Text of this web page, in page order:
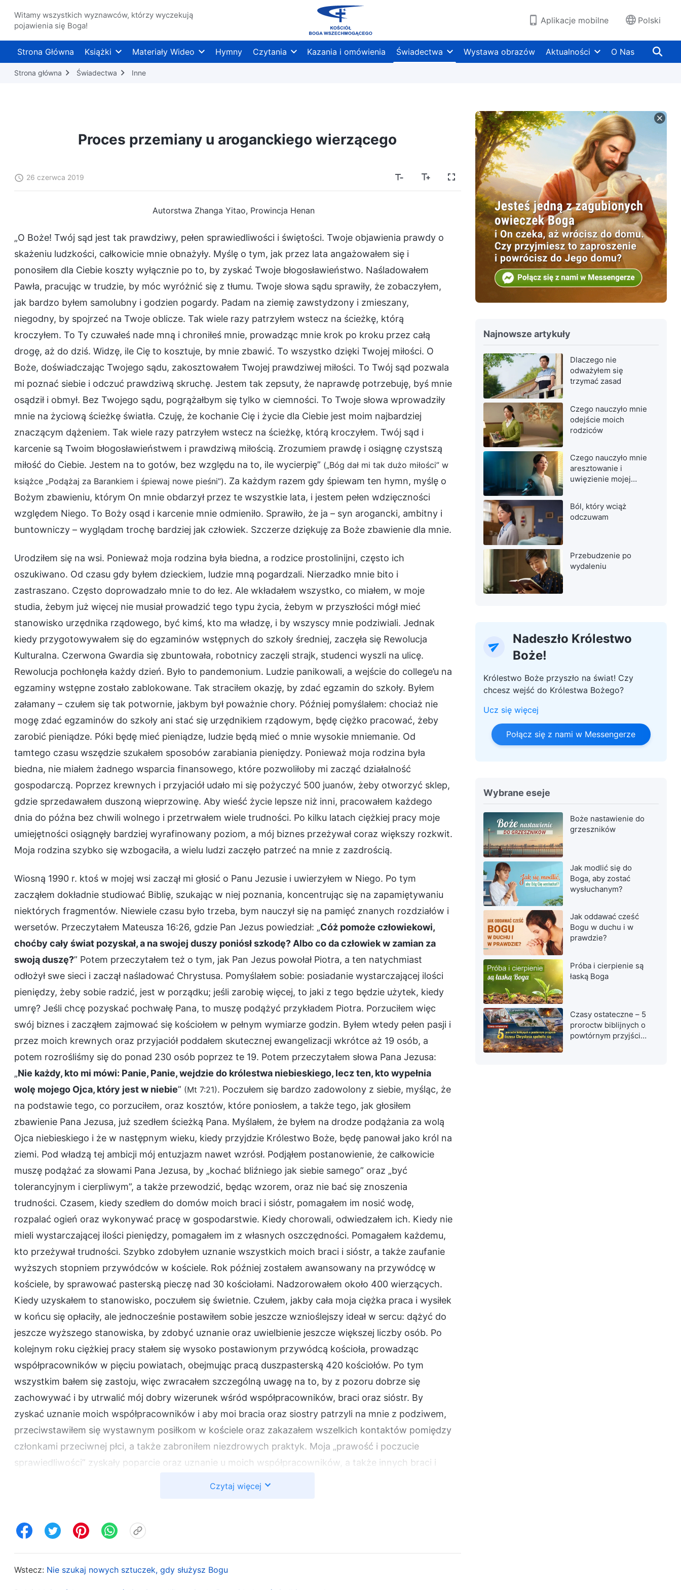
Witamy wszystkich wyznawców, którzy wyczekują
pojawienia się Boga!
Aplikacje mobilne Polski
Strona Główna Książki Materiały Wideo Hymny Czytania Kazania i omówienia Świadectwa Wystawa obrazów Aktualności O Nas
Strona główna Świadectwa Inne
Proces przemiany u aroganckiego wierzącego
26 czerwca 2019
Autorstwa Zhanga Yitao, Prowincja Henan
„O Boże! Twój sąd jest tak prawdziwy, pełen sprawiedliwości i świętości. Twoje objawienia prawdy o
skażeniu ludzkości, całkowicie mnie obnażyły. Myślę o tym, jak przez lata angażowałem się i
ponosiłem dla Ciebie koszty wyłącznie po to, by zyskać Twoje błogosławieństwo. Naśladowałem
Pawła, pracując w trudzie, by móc wyróżnić się z tłumu. Twoje słowa sądu sprawiły, że zobaczyłem,
jak bardzo byłem samolubny i godzien pogardy. Padam na ziemię zawstydzony i zmieszany,
niegodny, by spojrzeć na Twoje oblicze. Tak wiele razy patrzyłem wstecz na ścieżkę, którą
kroczyłem. To Ty czuwałeś nade mną i chroniłeś mnie, prowadząc mnie krok po kroku przez całą
drogę, aż do dziś. Widzę, ile Cię to kosztuje, by mnie zbawić. To wszystko dzięki Twojej miłości. O
Boże, doświadczając Twojego sądu, zakosztowałem Twojej prawdziwej miłości. To Twój sąd pozwala
mi poznać siebie i odczuć prawdziwą skruchę. Jestem tak zepsuty, że naprawdę potrzebuję, byś mnie
osądził i obmył. Bez Twojego sądu, pogrążałbym się tylko w ciemności. To Twoje słowa wprowadziły
mnie na życiową ścieżkę światła. Czuję, że kochanie Cię i życie dla Ciebie jest moim najbardziej
znaczącym dążeniem. Tak wiele razy patrzyłem wstecz na ścieżkę, którą kroczyłem. Twój sąd i
karcenie są Twoim błogosławieństwem i prawdziwą miłością. Zrozumiem prawdę i osiągnę czystszą
miłość do Ciebie. Jestem na to gotów, bez względu na to, ile wycierpię” („Bóg dał mi tak dużo miłości” w
książce „Podążaj za Barankiem i śpiewaj nowe pieśni”). Za każdym razem gdy śpiewam ten hymn, myślę o
Bożym zbawieniu, którym On mnie obdarzył przez te wszystkie lata, i jestem pełen wdzięczności
względem Niego. To Boży osąd i karcenie mnie odmieniło. Sprawiło, że ja – syn arogancki, ambitny i
buntowniczy – wyglądam trochę bardziej jak człowiek. Szczerze dziękuję za Boże zbawienie dla mnie.
Urodziłem się na wsi. Ponieważ moja rodzina była biedna, a rodzice prostolinijni, często ich
oszukiwano. Od czasu gdy byłem dzieckiem, ludzie mną pogardzali. Nierzadko mnie bito i
zastraszano. Często doprowadzało mnie to do łez. Ale wkładałem wszystko, co miałem, w moje
studia, żebym już więcej nie musiał prowadzić tego typu życia, żebym w przyszłości mógł mieć
stanowisko urzędnika rządowego, być kimś, kto ma władzę, i by wszyscy mnie podziwiali. Jednak
kiedy przygotowywałem się do egzaminów wstępnych do szkoły średniej, zaczęła się Rewolucja
Kulturalna. Czerwona Gwardia się zbuntowała, robotnicy zaczęli strajk, studenci wyszli na ulicę.
Rewolucja pochłonęła każdy dzień. Było to pandemonium. Ludzie panikowali, a wejście do college’u na
egzaminy wstępne zostało zablokowane. Tak straciłem okazję, by zdać egzamin do szkoły. Byłem
załamany – czułem się tak potwornie, jakbym był poważnie chory. Później pomyślałem: chociaż nie
mogę zdać egzaminów do szkoły ani stać się urzędnikiem rządowym, będę ciężko pracować, żeby
zarobić pieniądze. Póki będę mieć pieniądze, ludzie będą mieć o mnie wysokie mniemanie. Od
tamtego czasu wszędzie szukałem sposobów zarabiania pieniędzy. Ponieważ moja rodzina była
biedna, nie miałem żadnego wsparcia finansowego, które pozwoliłoby mi zacząć działalność
gospodarczą. Poprzez krewnych i przyjaciół udało mi się pożyczyć 500 juanów, żeby otworzyć sklep,
gdzie sprzedawałem duszoną wieprzowinę. Aby wieść życie lepsze niż inni, pracowałem każdego
dnia do późna bez chwili wolnego i przetrwałem wiele trudności. Po kilku latach ciężkiej pracy moje
umiejętności osiągnęły bardziej wyrafinowany poziom, a mój biznes przeżywał coraz większy rozkwit.
Moja rodzina szybko się wzbogaciła, a wielu ludzi zaczęło patrzeć na mnie z zazdrością.
Wiosną 1990 r. ktoś w mojej wsi zaczął mi głosić o Panu Jezusie i uwierzyłem w Niego. Po tym
zacząłem dokładnie studiować Biblię, szukając w niej poznania, koncentrując się na zapamiętywaniu
niektórych fragmentów. Niewiele czasu było trzeba, bym nauczył się na pamięć znanych rozdziałów i
wersetów. Przeczytałem Mateusza 16:26, gdzie Pan Jezus powiedział: „Cóż pomoże człowiekowi,
choćby cały świat pozyskał, a na swojej duszy poniósł szkodę? Albo co da człowiek w zamian za
swoją duszę?” Potem przeczytałem też o tym, jak Pan Jezus powołał Piotra, a ten natychmiast
odłożył swe sieci i zaczął naśladować Chrystusa. Pomyślałem sobie: posiadanie wystarczającej ilości
pieniędzy, żeby sobie radzić, jest w porządku; jeśli zarobię więcej, to jaki z tego będzie użytek, kiedy
umrę? Jeśli chcę pozyskać pochwałę Pana, to muszę podążyć przykładem Piotra. Porzuciłem więc
swój biznes i zacząłem zajmować się kościołem w pełnym wymiarze godzin. Byłem wtedy pełen pasji i
przez moich krewnych oraz przyjaciół poddałem skutecznej ewangelizacji wkrótce aż 19 osób, a
potem rozrośliśmy się do ponad 230 osób poprzez te 19. Potem przeczytałem słowa Pana Jezusa:
„Nie każdy, kto mi mówi: Panie, Panie, wejdzie do królestwa niebieskiego, lecz ten, kto wypełnia
wolę mojego Ojca, który jest w niebie” (Mt 7:21). Poczułem się bardzo zadowolony z siebie, myśląc, że
na podstawie tego, co porzuciłem, oraz kosztów, które poniosłem, a także tego, jak głosiłem
zbawienie Pana Jezusa, już szedłem ścieżką Pana. Myślałem, że byłem na drodze podążania za wolą
Ojca niebieskiego i że w następnym wieku, kiedy przyjdzie Królestwo Boże, będę panował jako król na
ziemi. Pod władzą tej ambicji mój entuzjazm nawet wzrósł. Podjąłem postanowienie, że całkowicie
muszę podążać za słowami Pana Jezusa, by „kochać bliźniego jak siebie samego” oraz „być
tolerancyjnym i cierpliwym”, a także przewodzić, będąc wzorem, oraz nie bać się znoszenia
trudności. Czasem, kiedy szedłem do domów moich braci i sióstr, pomagałem im nosić wodę,
rozpalać ogień oraz wykonywać pracę w gospodarstwie. Kiedy chorowali, odwiedzałem ich. Kiedy nie
mieli wystarczającej ilości pieniędzy, pomagałem im z własnych oszczędności. Pomagałem każdemu,
kto przeżywał trudności. Szybko zdobyłem uznanie wszystkich moich braci i sióstr, a także zaufanie
wyższych stopniem przywódców w kościele. Rok później zostałem awansowany na przywódcę w
kościele, by sprawować pasterską pieczę nad 30 kościołami. Nadzorowałem około 400 wierzących.
Kiedy uzyskałem to stanowisko, poczułem się świetnie. Czułem, jakby cała moja ciężka praca i wysiłek
w końcu się opłaciły, ale jednocześnie postawiłem sobie jeszcze wznioślejszy ideał w sercu: dążyć do
jeszcze wyższego stanowiska, by zdobyć uznanie oraz uwielbienie jeszcze większej liczby osób. Po
kolejnym roku ciężkiej pracy stałem się wysoko postawionym przywódcą kościoła, prowadząc
współpracowników w pięciu powiatach, obejmując pracą duszpasterską 420 kościołów. Po tym
wszystkim bałem się zastoju, więc zwracałem szczególną uwagę na to, by z pozoru dobrze się
zachowywać i by utrwalić mój dobry wizerunek wśród współpracowników, braci oraz sióstr. By
zyskać uznanie moich współpracowników i aby moi bracia oraz siostry patrzyli na mnie z podziwem,
przeciwstawiłem się wystawnym posiłkom w kościele oraz zakazałem wszelkich kontaktów pomiędzy
członkami przeciwnej płci, a także zabroniłem niezdrowych praktyk. Moja „prawość i poczucie
sprawiedliwości” zyskały poparcie oraz uznanie u moich współpracowników, a także innych braci i
recytować fragmenty bez patrzenia do Biblii. Moi bracia i siostry naprawdę mnie podziwiali, więc
– czy to w sprawach zarządzania kościołem, dzielenia naszych kościołów czy promowania ludzi na
Czytaj więcej
Wstecz: Nie szukaj nowych sztuczek, gdy służysz Bogu
Najnowsze artykuły
Dlaczego nie
odważyłem się
trzymać zasad
Czego nauczyło mnie
odejście moich
rodziców
Czego nauczyło mnie
aresztowanie i
uwięzienie mojej
Ból, który wciąż
odczuwam
Przebudzenie po
wydaleniu
Nadeszło Królestwo
Boże!
Królestwo Boże przyszło na świat! Czy
chcesz wejść do Królestwa Bożego?
Ucz się więcej
Połącz się z nami w Messengerze
Wybrane eseje
Boże nastawienie do
grzeszników
Jak modlić się do
Boga, aby zostać
wysłuchanym?
Jak oddawać cześć
Bogu w duchu i w
prawdzie?
Próba i cierpienie są
łaską Boga
Czasy ostateczne – 5
proroctw biblijnych o
powtórnym przyjściu